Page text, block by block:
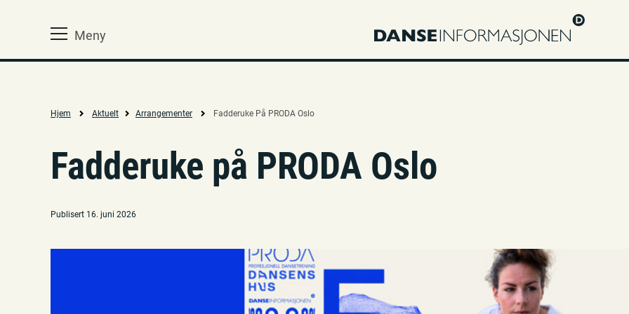
Meny
Hjem Aktuelt Arrangementer Fadderuke På PRODA Oslo
Fadderuke på PRODA Oslo
Publisert 16. juni 2026